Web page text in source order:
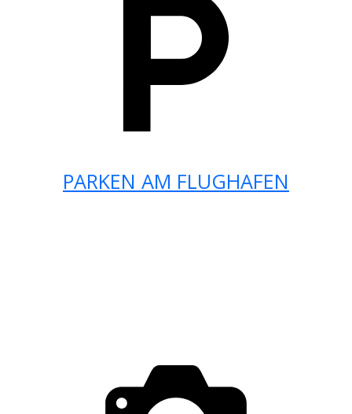
PARKEN AM FLUGHAFEN